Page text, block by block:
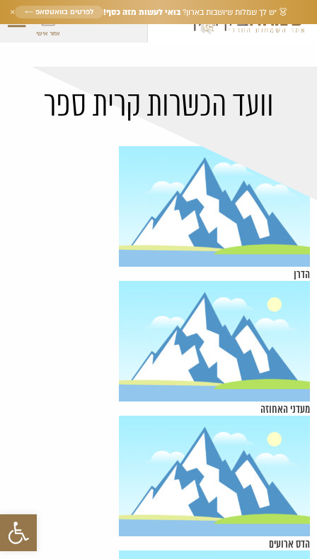
פתח
אזור אישי
👗 יש לך שמלות שיושבות בארון? בואי לעשות מזה כסף! לפרטים בוואטסאפ ← ×
וועד הכשרות קרית ספר
הדרן
מעדני האחוזה
הדס ארועים